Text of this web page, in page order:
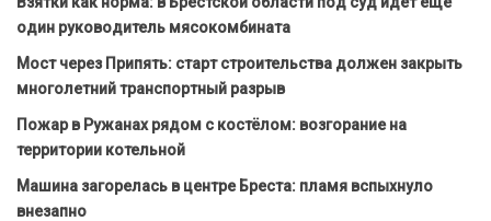
один руководитель мясокомбината
Мост через Припять: старт строительства должен закрыть
многолетний транспортный разрыв
Пожар в Ружанах рядом с костёлом: возгорание на
территории котельной
Машина загорелась в центре Бреста: пламя вспыхнуло
внезапно